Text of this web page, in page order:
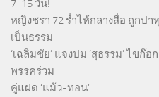
7-15 วัน!
หญิงชรา 72 ร่ำไห้กลางสื่อ ถูกปา
เป็นธรรม
‘เฉลิมชัย’ แจงปม ‘สุธรรม’ ไขก๊
พรรคร่วม
คู่แฝด ‘แม้ว-ทอน’